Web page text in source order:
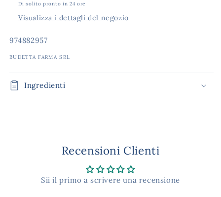
Di solito pronto in 24 ore
Visualizza i dettagli del negozio
SKU:
974882957
BUDETTA FARMA SRL
Ingredienti
Recensioni Clienti
Sii il primo a scrivere una recensione